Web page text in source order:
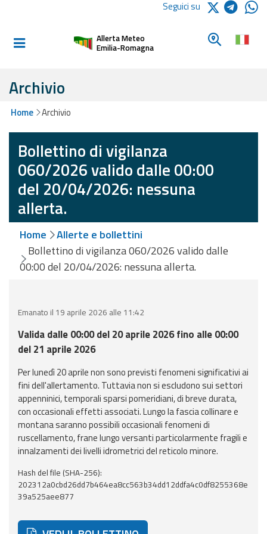
Informati e
Allerte E
Allerte e
Bollettini
Meteo
Allerte e
Bollettini
Valanghe
Monitoraggio
eventi
Previsioni meteo e
marine
Dati osservati
Radar meteo
Strumenti
Operativi
Report
Seguici su
Allerta Meteo
Emilia-Romagna
Cerca un
Archivio
Home Archivio
Bollettino di vigilanza
060/2026 valido dalle 00:00
del 20/04/2026: nessuna
allerta.
Home
Allerte e bollettini
Bollettino di vigilanza 060/2026 valido dalle
00:00 del 20/04/2026: nessuna allerta.
Emanato il 19 aprile 2026 alle 11:42
Valida dalle 00:00 del 20 aprile 2026 fino alle 00:00
del 21 aprile 2026
Per lunedì 20 aprile non sono previsti fenomeni significativi ai
fini dell'allertamento. Tuttavia non si escludono sui settori
appenninici, temporali sparsi pomeridiani, di breve durata,
con occasionali effetti associati. Lungo la fascia collinare e
montana saranno possibili occasionali fenomeni di
ruscellamento, frane lungo versanti particolarmente fragili e
innalzamenti dei livelli idrometrici del reticolo minore.
Hash del file (SHA-256):
202312a0cbd26dd7b464ea8cc563b34dd12ddfa4c0df8255368e
39a525aee877